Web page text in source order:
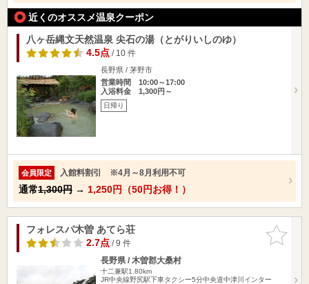
近くのオススメ温泉クーポン
八ヶ岳縄文天然温泉 尖石の湯（とがりいしのゆ）
4.5点/ 10 件
長野県 / 茅野市
営業時間 10:00～17:00
入浴料金 1,300円～
日帰り
会員限定 入館料割引 ※4月～8月利用不可
通常1,300円 → 1,250円（50円お得！）
お気に入
りに追加
フォレスパ木曽 あてら荘
2.7点/ 9 件
長野県 / 木曽郡大桑村
十二兼駅1.80km
JR中央線野尻駅下車タクシー5分中央道中津川インター